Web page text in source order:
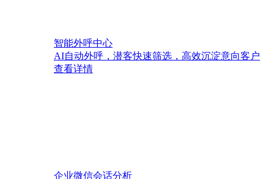
智能外呼中心
AI自动外呼，潜客快速筛选，高效沉淀意向客户
查看详情
企业微信会话分析